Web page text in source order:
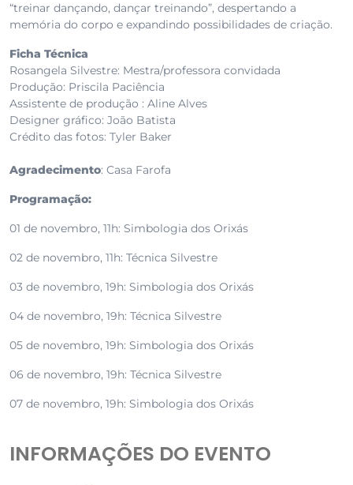
“treinar dançando, dançar treinando”, despertando a
memória do corpo e expandindo possibilidades de criação.
Ficha Técnica
Rosangela Silvestre: Mestra/professora convidada
Produção: Priscila Paciência
Assistente de produção : Aline Alves
Designer gráfico: João Batista
Crédito das fotos: Tyler Baker
Agradecimento: Casa Farofa
Programação:
01 de novembro, 11h: Simbologia dos Orixás
02 de novembro, 11h: Técnica Silvestre
03 de novembro, 19h: Simbologia dos Orixás
04 de novembro, 19h: Técnica Silvestre
05 de novembro, 19h: Simbologia dos Orixás
06 de novembro, 19h: Técnica Silvestre
07 de novembro, 19h: Simbologia dos Orixás
INFORMAÇÕES DO EVENTO